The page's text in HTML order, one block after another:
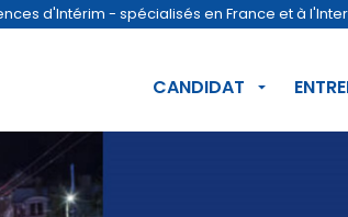
d'Intérim - spécialisés en France et à
CANDIDAT